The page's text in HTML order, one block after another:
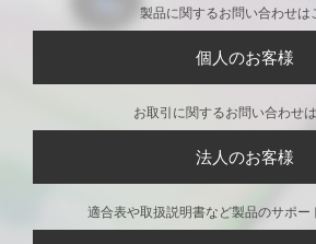
製品に関するお問い合わせは
個人のお客様
お取引に関するお問い合わせ
法人のお客様
適合表や取扱説明書など製品のサポー